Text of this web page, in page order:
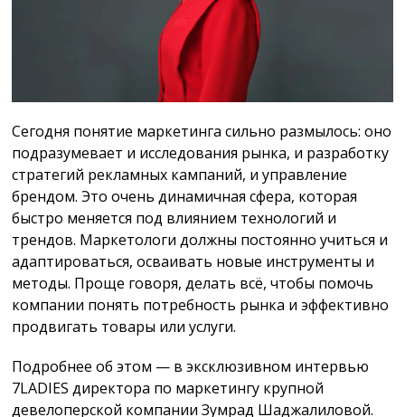
Сегодня понятие маркетинга сильно размылось: оно
подразумевает и исследования рынка, и разработку
стратегий рекламных кампаний, и управление
брендом. Это очень динамичная сфера, которая
быстро меняется под влиянием технологий и
трендов. Маркетологи должны постоянно учиться и
адаптироваться, осваивать новые инструменты и
методы. Проще говоря, делать всё, чтобы помочь
компании понять потребность рынка и эффективно
продвигать товары или услуги.
Подробнее об этом — в эксклюзивном интервью
7LADIES директора по маркетингу крупной
девелоперской компании Зумрад Шаджалиловой.